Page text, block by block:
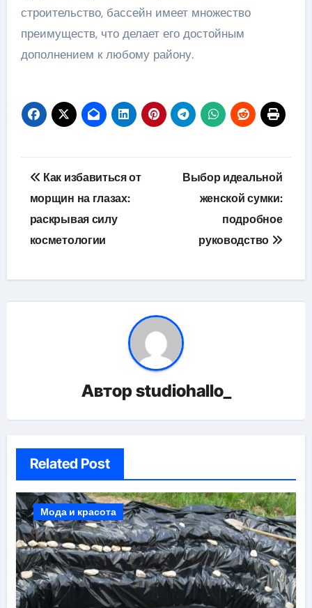
строительство, бассейн имеет множество
преимуществ, что делает его достойным
дополнением к любому району.
Навигация
по
записям
Как избавиться от
морщин на глазах:
раскрывая силу
косметологии
Выбор идеальной
женской сумки:
подробное
руководство
Авторstudiohallo_
Related Post
Мода и красота